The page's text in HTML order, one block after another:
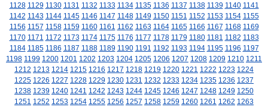
1128 1129 1130 1131 1132 1133 1134 1135 1136 1137 1138 1139 1140 1141
1142 1143 1144 1145 1146 1147 1148 1149 1150 1151 1152 1153 1154 1155
1156 1157 1158 1159 1160 1161 1162 1163 1164 1165 1166 1167 1168 1169
1170 1171 1172 1173 1174 1175 1176 1177 1178 1179 1180 1181 1182 1183
1184 1185 1186 1187 1188 1189 1190 1191 1192 1193 1194 1195 1196 1197
1198 1199 1200 1201 1202 1203 1204 1205 1206 1207 1208 1209 1210 1211
1212 1213 1214 1215 1216 1217 1218 1219 1220 1221 1222 1223 1224
1225 1226 1227 1228 1229 1230 1231 1232 1233 1234 1235 1236 1237
1238 1239 1240 1241 1242 1243 1244 1245 1246 1247 1248 1249 1250
1251 1252 1253 1254 1255 1256 1257 1258 1259 1260 1261 1262 1263